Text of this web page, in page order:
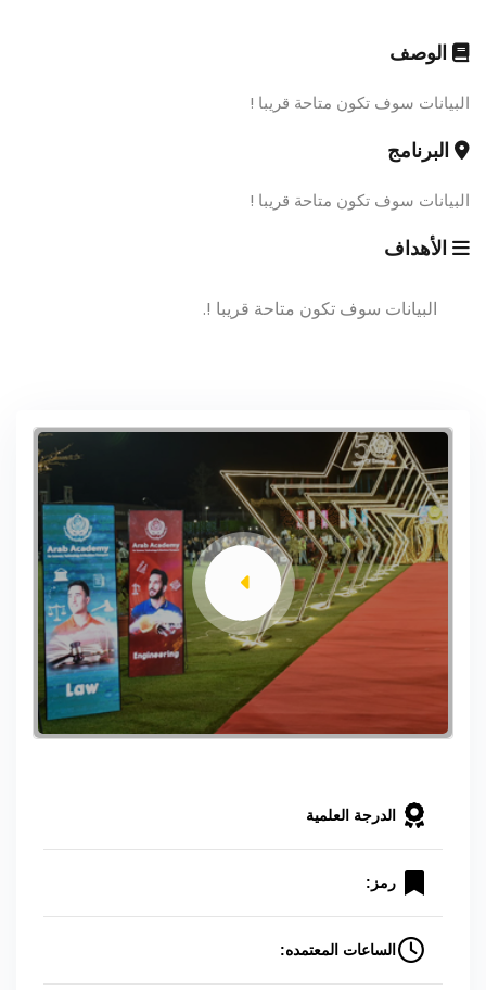
الوصف
البيانات سوف تكون متاحة قريبا !
البرنامج
البيانات سوف تكون متاحة قريبا !
الأهداف
البيانات سوف تكون متاحة قريبا !.
الدرجة العلمية
رمز:
الساعات المعتمده: